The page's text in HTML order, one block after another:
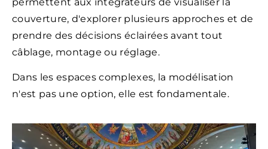
couverture, d'explorer plusieurs approches et de
prendre des décisions éclairées avant tout
câblage, montage ou réglage.
Dans les espaces complexes, la modélisation
n'est pas une option, elle est fondamentale.